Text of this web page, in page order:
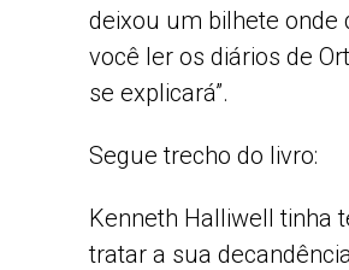
deixou um bilhete onde
você ler os diários de
se explicará”.
Segue trecho do livro:
Kenneth Halliwell tinha
tratar a sua